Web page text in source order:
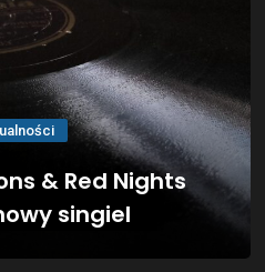
& Red Nights
singiel